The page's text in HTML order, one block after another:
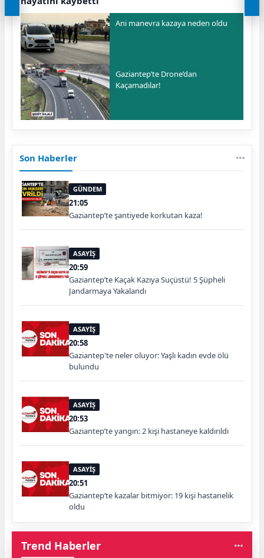
Ani manevra kazaya neden oldu
Gaziantep’te Drone’dan
Kaçamadılar!
Son Haberler
GÜNDEM
21:05
Gaziantep’te şantiyede korkutan kaza!
ASAYİŞ
20:59
Gaziantep’te Kaçak Kazıya Suçüstü! 5 Şüpheli
Jandarmaya Yakalandı
ASAYİŞ
20:58
Gaziantep'te neler oluyor: Yaşlı kadın evde ölü
bulundu
ASAYİŞ
20:53
Gaziantep’te yangın: 2 kişi hastaneye kaldırıldı
ASAYİŞ
20:51
Gaziantep’te kazalar bitmiyor: 19 kişi hastanelik
oldu
Trend Haberler